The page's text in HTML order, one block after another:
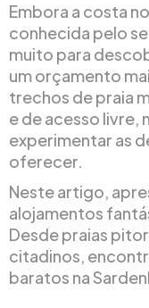
Embora a costa
conhecida pelo
muito para
um orçamento
trechos de praia
e de acesso livre,
experimentar as
oferecer.
Neste artigo,
alojamentos
Desde praias
citadinos,
baratos na